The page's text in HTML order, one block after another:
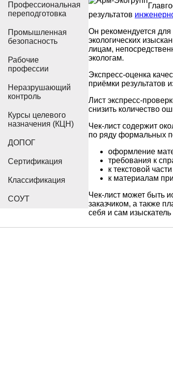
Профессиональная
переподготовка
Промышленная
безопасность
Рабочие
профессии
Неразрушающий
контроль
Курсы целевого
назначения (КЦН)
ДОПОГ
Сертификация
Классификация
СОУТ
результатов
Он рекомендуется
экологических
лицам,
экологам.
Экспресс-оценка
приёмки результатов
Лист экспресс-
снизить количество
Чек-лист содержит
по ряду формальных
оформление
требования к
к текстовой
к материалам
Чек-лист может быть
заказчиком, а также
себя и сам